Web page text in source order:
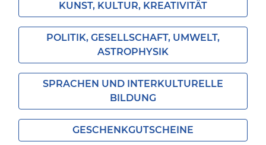
KUNST, KULTUR, KREATIVITÄT
POLITIK, GESELLSCHAFT, UMWELT,
ASTROPHYSIK
SPRACHEN UND INTERKULTURELLE
BILDUNG
GESCHENKGUTSCHEINE